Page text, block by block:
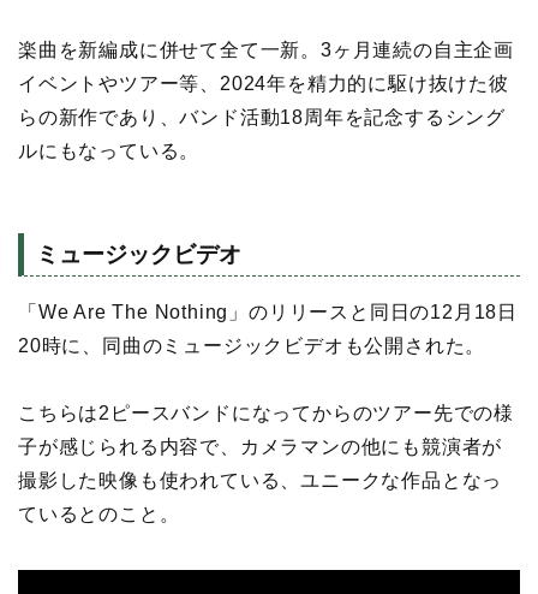
楽曲を新編成に併せて全て一新。3ヶ月連続の自主企画
イベントやツアー等、2024年を精力的に駆け抜けた彼
らの新作であり、バンド活動18周年を記念するシング
ルにもなっている。
ミュージックビデオ
「We Are The Nothing」のリリースと同日の12月18日
20時に、同曲のミュージックビデオも公開された。
こちらは2ピースバンドになってからのツアー先での様
子が感じられる内容で、カメラマンの他にも競演者が
撮影した映像も使われている、ユニークな作品となっ
ているとのこと。